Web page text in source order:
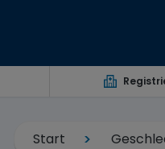
Start